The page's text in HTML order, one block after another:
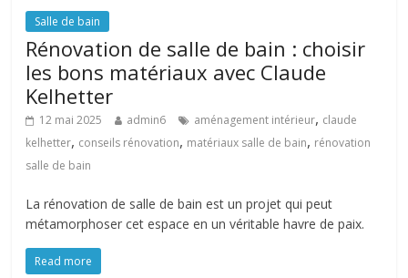
Salle de bain
Rénovation de salle de bain : choisir
les bons matériaux avec Claude
Kelhetter
12 mai 2025 admin6 aménagement intérieur, claude
kelhetter, conseils rénovation, matériaux salle de bain, rénovation
salle de bain
La rénovation de salle de bain est un projet qui peut
métamorphoser cet espace en un véritable havre de paix.
Read more